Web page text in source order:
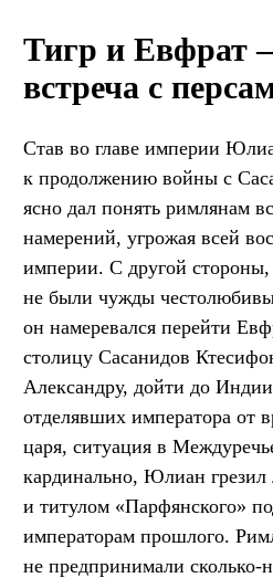
Тигр и Евфрат
встреча с
Став во главе империи
к продолжению войны с
ясно дал понять римлянам
намерений, угрожая всей
империи. С другой
не были чужды
он намеревался перейти
столицу Сасанидов
Александру, дойти до
отделявших императора от
царя, ситуация в
кардинально, Юлиан грезил
и титулом «Парфянского»
императорам прошлого.
не предпринимали сколько-